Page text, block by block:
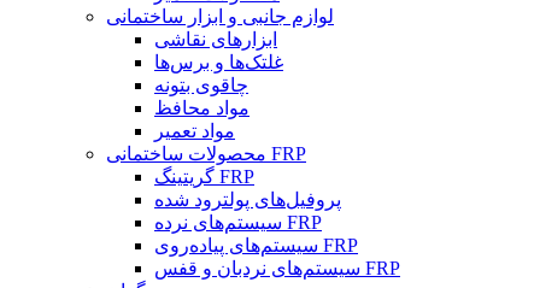
لوازم جانبی و ابزار ساختمانی
ابزارهای نقاشی
غلتک‌ها و برس‌ها
چاقوی بتونه
مواد محافظ
مواد تعمیر
محصولات ساختمانی FRP
گریتینگ FRP
پروفیل‌های پولترود شده
سیستم‌های نرده FRP
سیستم‌های پیاده‌روی FRP
سیستم‌های نردبان و قفس FRP